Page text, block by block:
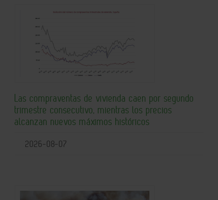
Las compraventas de vivienda caen por segundo
trimestre consecutivo, mientras los precios
alcanzan nuevos máximos históricos
2026-08-07